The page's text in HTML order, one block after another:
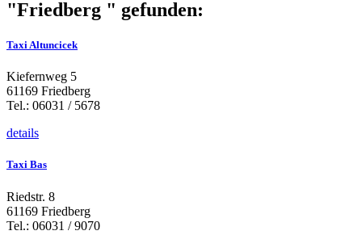
"Friedberg " gefunden:
Taxi Altuncicek
Kiefernweg 5
61169 Friedberg
Tel.: 06031 / 5678
details
Taxi Bas
Riedstr. 8
61169 Friedberg
Tel.: 06031 / 9070